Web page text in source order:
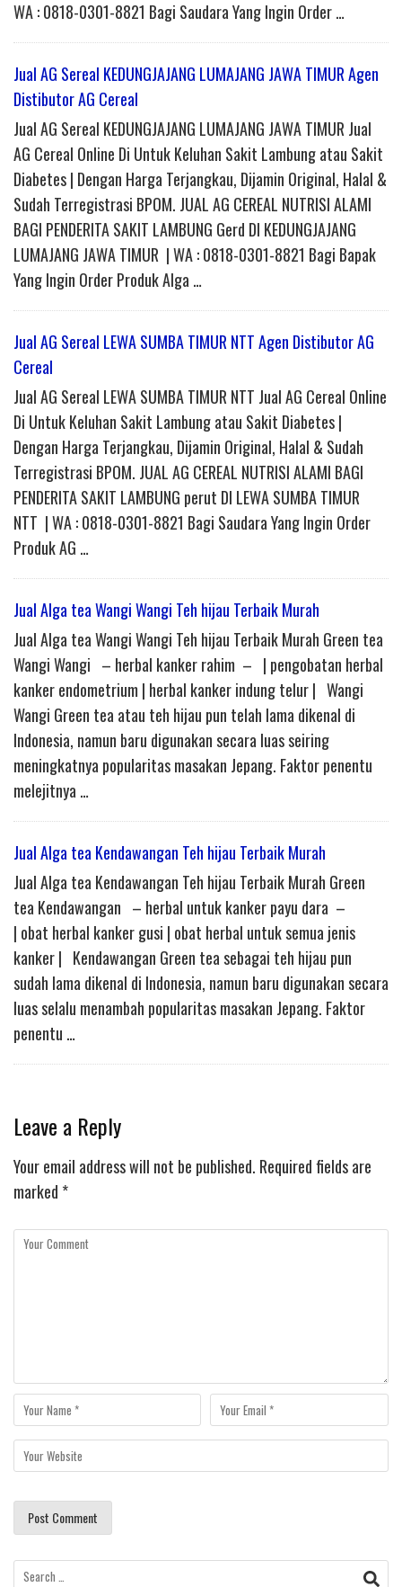
WA : 0818-0301-8821 Bagi Saudara Yang Ingin Order …
Jual AG Sereal KEDUNGJAJANG LUMAJANG JAWA TIMUR Agen
Distibutor AG Cereal
Jual AG Sereal KEDUNGJAJANG LUMAJANG JAWA TIMUR Jual
AG Cereal Online Di Untuk Keluhan Sakit Lambung atau Sakit
Diabetes | Dengan Harga Terjangkau, Dijamin Original, Halal &
Sudah Terregistrasi BPOM. JUAL AG CEREAL NUTRISI ALAMI
BAGI PENDERITA SAKIT LAMBUNG Gerd DI KEDUNGJAJANG
LUMAJANG JAWA TIMUR | WA : 0818-0301-8821 Bagi Bapak
Yang Ingin Order Produk Alga …
Jual AG Sereal LEWA SUMBA TIMUR NTT Agen Distibutor AG
Cereal
Jual AG Sereal LEWA SUMBA TIMUR NTT Jual AG Cereal Online
Di Untuk Keluhan Sakit Lambung atau Sakit Diabetes |
Dengan Harga Terjangkau, Dijamin Original, Halal & Sudah
Terregistrasi BPOM. JUAL AG CEREAL NUTRISI ALAMI BAGI
PENDERITA SAKIT LAMBUNG perut DI LEWA SUMBA TIMUR
NTT | WA : 0818-0301-8821 Bagi Saudara Yang Ingin Order
Produk AG …
Jual Alga tea Wangi Wangi Teh hijau Terbaik Murah
Jual Alga tea Wangi Wangi Teh hijau Terbaik Murah Green tea
Wangi Wangi – herbal kanker rahim – | pengobatan herbal
kanker endometrium | herbal kanker indung telur | Wangi
Wangi Green tea atau teh hijau pun telah lama dikenal di
Indonesia, namun baru digunakan secara luas seiring
meningkatnya popularitas masakan Jepang. Faktor penentu
melejitnya …
Jual Alga tea Kendawangan Teh hijau Terbaik Murah
Jual Alga tea Kendawangan Teh hijau Terbaik Murah Green
tea Kendawangan – herbal untuk kanker payu dara –
| obat herbal kanker gusi | obat herbal untuk semua jenis
kanker | Kendawangan Green tea sebagai teh hijau pun
sudah lama dikenal di Indonesia, namun baru digunakan secara
luas selalu menambah popularitas masakan Jepang. Faktor
penentu …
Leave a Reply
Your email address will not be published. Required fields are
marked *
Search